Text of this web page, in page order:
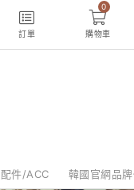
訂單
0
購物車
配件/ACC 韓國官網品